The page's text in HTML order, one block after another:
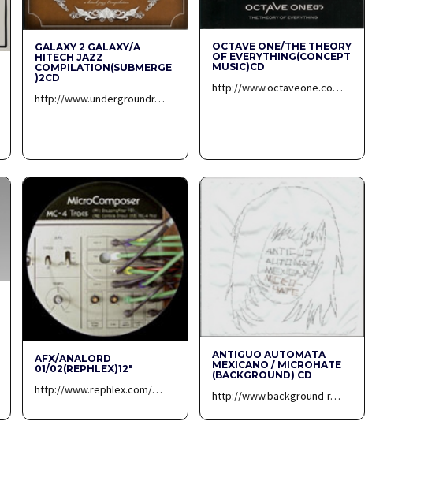
GALAXY 2 GALAXY/A
HITECH JAZZ
COMPILATION(SUBMERGE
)2CD
http://www.undergroundr…
OCTAVE ONE/THE THEORY
OF EVERYTHING(CONCEPT
MUSIC)CD
http://www.octaveone.co…
AFX/ANALORD
01/02(REPHLEX)12″
http://www.rephlex.com/…
ANTIGUO AUTOMATA
MEXICANO / MICROHATE
(BACKGROUND) CD
http://www.background-r…